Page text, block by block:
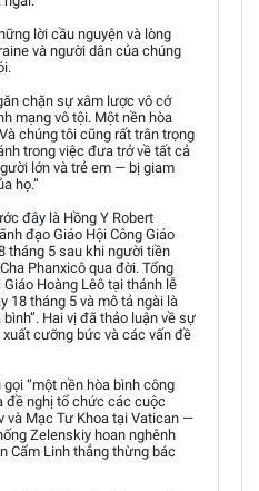
lời cầu nguyện và lòng
và người dân của chúng
chặn sự xâm lược vô cớ
mạng vô tội. Một nền hòa
chúng tôi cũng rất trân trọng
trong việc đưa trở về tất cả
lớn và trẻ em — bị giam
họ.”
đây là Hồng Y Robert
đạo Giáo Hội Công Giáo
tháng 5 sau khi người tiền
Phanxicô qua đời. Tổng
Hoàng Lêô tại thánh lễ
18 tháng 5 và mô tả ngài là
Hai vị đã thảo luận về sự
cưỡng bức và các vấn đề
“một nền hòa bình công
đề nghị tổ chức các cuộc
và Mạc Tư Khoa tại Vatican —
Zelenskiy hoan nghênh
Cẩm Linh thẳng thừng bác